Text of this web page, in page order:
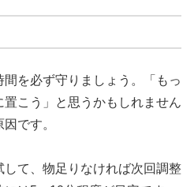
を必ず守りましょう。「もっ
こう」と思うかもしれません
です。
て、物足りなければ次回調整